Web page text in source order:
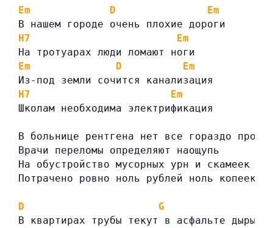
Em D
Em
В нашем городе очень плохие дороги
H7
Em
На тротуарах люди ломают ноги
Em
D
Em
Из-под земли сочится канализация
H7
Em
Школам необходима электрификация
В больнице рентгена нет все гораздо проще
Врачи переломы определяют наощупь
На обустройство мусорных урн и скамеек
Потрачено ровно ноль рублей ноль копеек.
D
G
В квартирах трубы текут в асфальте дыры